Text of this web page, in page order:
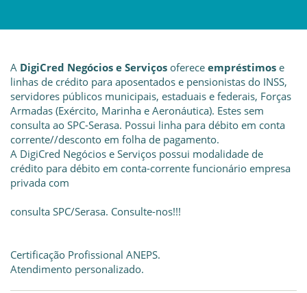
A DigiCred Negócios e Serviços oferece empréstimos e
linhas de crédito para aposentados e pensionistas do INSS,
servidores públicos municipais, estaduais e federais, Forças
Armadas (Exército, Marinha e Aeronáutica). Estes sem
consulta ao SPC-Serasa. Possui linha para débito em conta
corrente//desconto em folha de pagamento.
A DigiCred Negócios e Serviços possui modalidade de
crédito para débito em conta-corrente funcionário empresa
privada com
consulta SPC/Serasa. Consulte-nos!!!
Certificação Profissional ANEPS.
Atendimento personalizado.